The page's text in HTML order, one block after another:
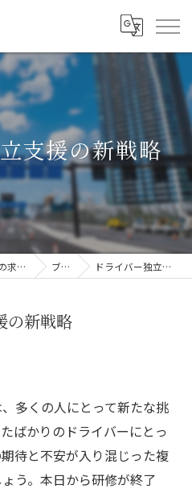
支援の新戦略
千葉県四街道市でドライバーの求人なら株式会社BIGUP ブログ ドライバー独立支援の新戦略
の新戦略
多くの人にとって新たな挑
ばかりのドライバーにとっ
待と不安が入り混じった複
う。本日から研修が終了